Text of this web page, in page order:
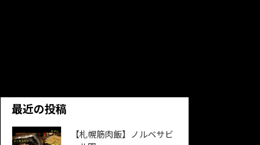
最近の投稿
【札幌筋肉飯】ノルベサビ